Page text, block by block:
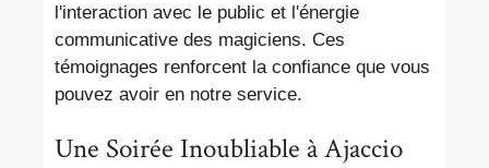
l'interaction avec le public et l'énergie
communicative des magiciens. Ces
témoignages renforcent la confiance que vous
pouvez avoir en notre service.
Une Soirée Inoubliable à Ajaccio